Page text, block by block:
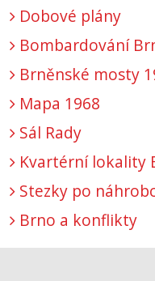
Dobové plány
Bombardování
Brněnské mosty
Mapa 1968
Sál Rady
Kvartérní lokality
Stezky po
Brno a konflikty